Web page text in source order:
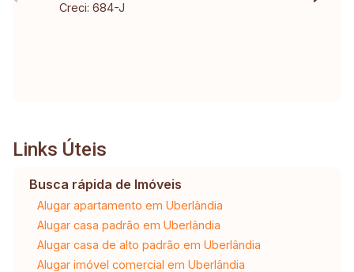
Creci: 684-J
Links Úteis
Busca rápida de Imóveis
Alugar apartamento em Uberlândia
Alugar casa padrão em Uberlândia
Alugar casa de alto padrão em Uberlândia
Alugar imóvel comercial em Uberlândia